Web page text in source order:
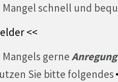
Mangel schnell und
<<
gerne
Sie bitte folgendes